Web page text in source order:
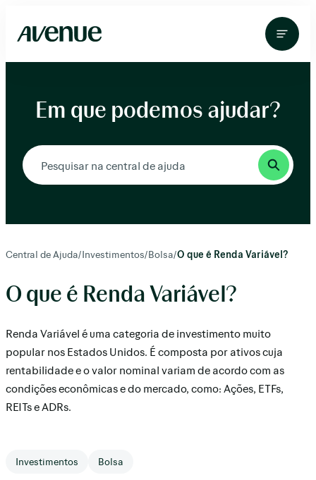
para
conteúdo
Em que podemos ajudar?
Central de Ajuda/Investimentos/Bolsa/O que é Renda Variável?
O que é Renda Variável?
Renda Variável é uma categoria de investimento muito
popular nos Estados Unidos. É composta por ativos cuja
rentabilidade e o valor nominal variam de acordo com as
condições econômicas e do mercado, como: Ações, ETFs,
REITs e ADRs.
Investimentos Bolsa